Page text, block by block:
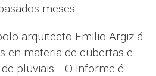
meses.
arquitecto Emilio Argiz á
en materia de cubertas e
pluviais… O informe é